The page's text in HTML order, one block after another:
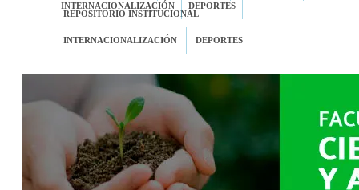
INTERNACIONALIZACIÓN DEPORTES
REPOSITORIO INSTITUCIONAL
INTERNACIONALIZACIÓN DEPORTES